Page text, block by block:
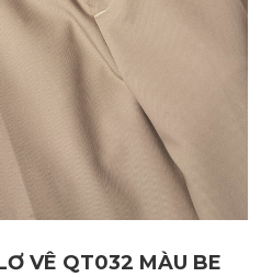
VÊ QT032 MÀU BE